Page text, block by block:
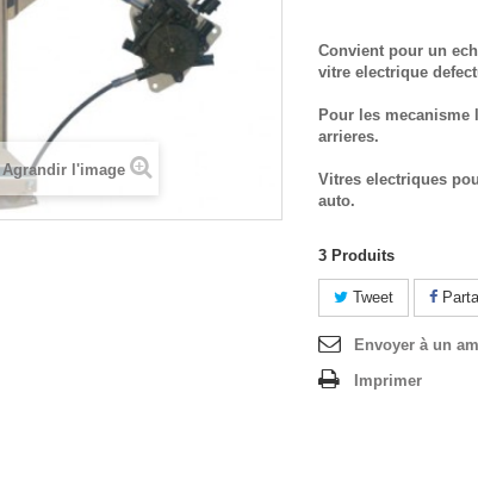
Agrandir l'image
Convient pour un
vitre electrique
Pour les mecanisme
arrieres.
Vitres electriques
auto.
3 Produits
Tweet
Envoyer à un
Imprimer